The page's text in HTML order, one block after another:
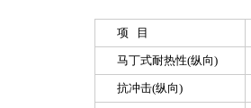
项 目
马丁式耐热性(纵向)
抗冲击(纵向)